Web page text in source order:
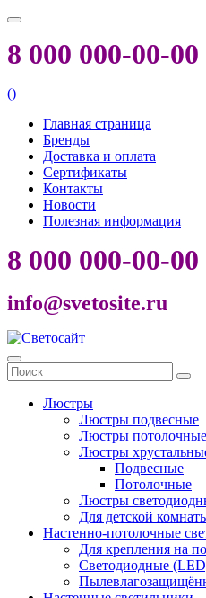
8 000 000-00-00
()
Главная страница
Бренды
Доставка и оплата
Сертификаты
Контакты
Новости
Полезная информация
8 000 000-00-00
info@svetosite.ru
Люстры
Люстры подвесные
Люстры потолочные
Люстры
Подвесные
Потолочные
Люстры
Для детской
Настенно-потолочные
Для крепления на
Светодиодные